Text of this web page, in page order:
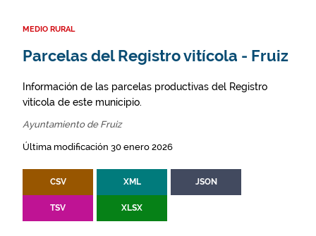
MEDIO RURAL
Parcelas del Registro vitícola - Fruiz
Información de las parcelas productivas del Registro
vitícola de este municipio.
Ayuntamiento de Fruiz
Última modificación 30 enero 2026
CSV XML JSON
TSV XLSX